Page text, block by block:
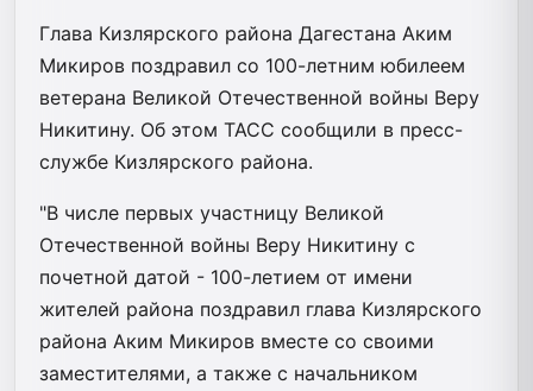
Глава Кизлярского района Дагестана Аким
Микиров поздравил со 100-летним юбилеем
ветерана Великой Отечественной войны Веру
Никитину. Об этом ТАСС сообщили в пресс-
службе Кизлярского района.
"В числе первых участницу Великой
Отечественной войны Веру Никитину с
почетной датой - 100-летием от имени
жителей района поздравил глава Кизлярского
района Аким Микиров вместе со своими
заместителями, а также с начальником